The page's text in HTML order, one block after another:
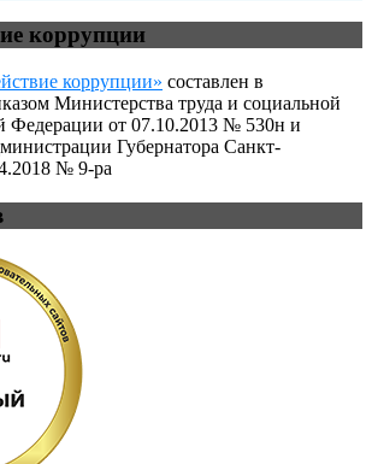
коррупции
коррупции» составлен в
Министерства труда и социальной
Федерации от 07.10.2013 № 530н и
Губернатора Санкт-
№ 9-ра